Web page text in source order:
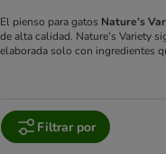
El pienso para gatos Nature’s
de alta calidad. Nature’s Variety
elaborada solo con ingredientes
Filtrar por